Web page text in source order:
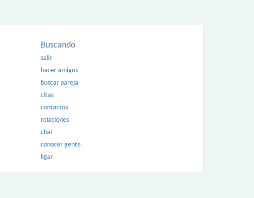
Buscando
salir
hacer amigos
buscar pareja
citas
contactos
relaciones
chat
conocer gente
ligar